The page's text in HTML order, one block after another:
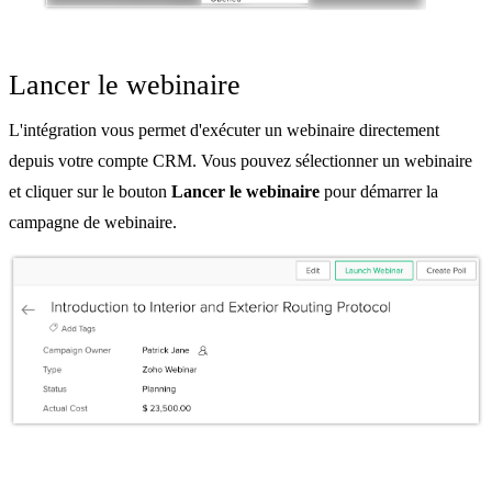
Lancer le webinaire
L'intégration vous permet d'exécuter un webinaire directement
depuis votre compte CRM. Vous pouvez sélectionner un webinaire
et cliquer sur le bouton Lancer le webinaire pour démarrer la
campagne de webinaire.